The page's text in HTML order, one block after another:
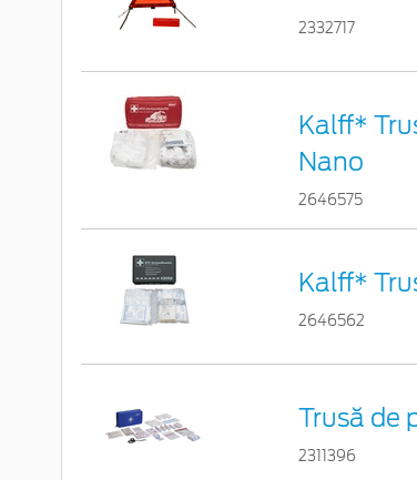
2332717
Kalff*
Nano
2646575
Kalff*
2646562
Trusă de
2311396